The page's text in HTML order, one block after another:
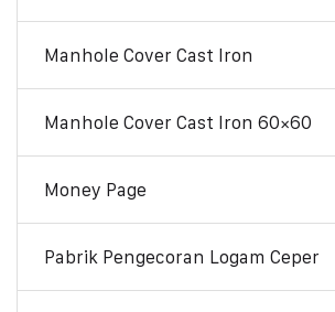
Manhole Cover Cast Iron
Manhole Cover Cast Iron 60×60
Money Page
Pabrik Pengecoran Logam Ceper